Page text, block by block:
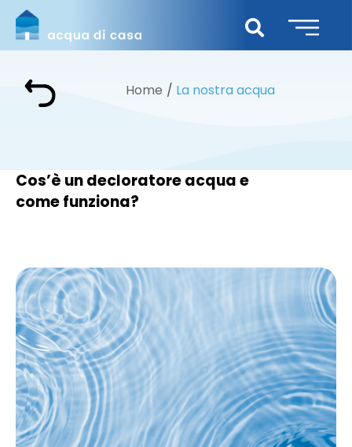
Home La nostra acqua
Cos’è un decloratore acqua e
come funziona?